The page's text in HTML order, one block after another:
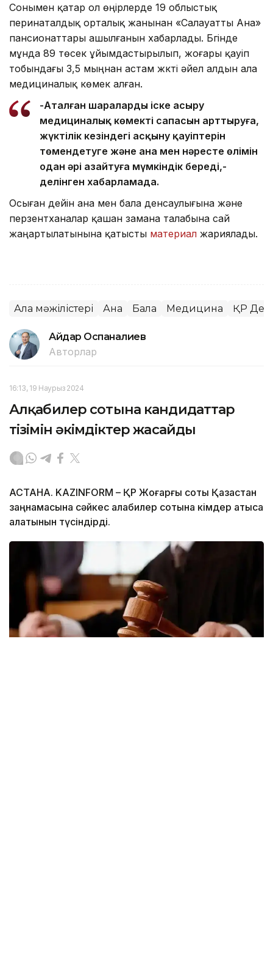
Сонымен қатар ол өңірлерде 19 облыстық
перинаталдық орталық жанынан «Салауатты Ана»
пансионаттары ашылғанын хабарлады. Бүгінде
мұнда 89 төсек ұйымдастырылып, жоғары қауіп
тобындағы 3,5 мыңнан астам жүкті әйел алдын ала
медициналық көмек алған.
-Аталған шараларды іске асыру
медициналық көмектің сапасын арттыруға,
жүктілік кезіндегі асқыну қауіптерін
төмендетуге және ана мен нәресте өлімін
одан әрі азайтуға мүмкіндік береді,-
делінген хабарламада.
Осыған дейін ана мен бала денсаулығына және
перзентханалар қашан замана талабына сай
жаңартылатынына қатысты материал жариялады.
Алқа мәжілістері Ана Бала Медицина ҚР
Айдар Оспаналиев
Авторлар
16:13, 19 Наурыз 2024
Алқабилер сотына кандидаттар
тізімін әкімдіктер жасайды
АСТАНА. KAZINFORM – ҚР Жоғарғы соты Қазақстан
заңнамасына сәйкес алқабилер сотына кімдер қатыса
алатынын түсіндірді.